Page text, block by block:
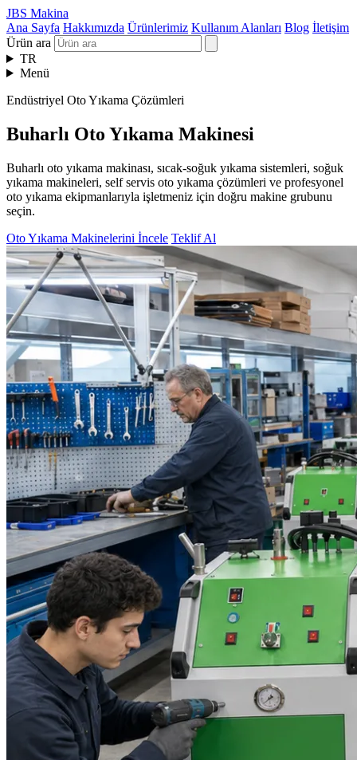
JBS Makina
Ana Sayfa Hakkımızda Ürünlerimiz Kullanım Alanları Blog İletişim
Ürün ara
TR
Menü
Endüstriyel Oto Yıkama Çözümleri
Buharlı Oto Yıkama Makinesi
Buharlı oto yıkama makinası, sıcak-soğuk yıkama sistemleri, soğuk
yıkama makineleri, self servis oto yıkama çözümleri ve profesyonel
oto yıkama ekipmanlarıyla işletmeniz için doğru makine grubunu
seçin.
Oto Yıkama Makinelerini İncele Teklif Al